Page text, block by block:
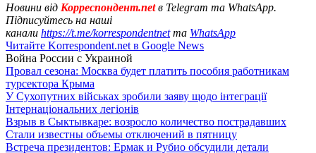
Новини від Корреспондент.netв Telegram та WhatsApp.
Підписуйтесь на наші
канали https://t.me/korrespondentnetта WhatsApp
Читайте Korrespondent.net в Google News
Война России с Украиной
Провал сезона: Москва будет платить пособия работникам
турсектора Крыма
У Сухопутних військах зробили заяву щодо інтеграції
Інтернаціональних легіонів
Взрыв в Сыктывкаре: возросло количество пострадавших
Стали известны объемы отключений в пятницу
Встреча президентов: Ермак и Рубио обсудили детали